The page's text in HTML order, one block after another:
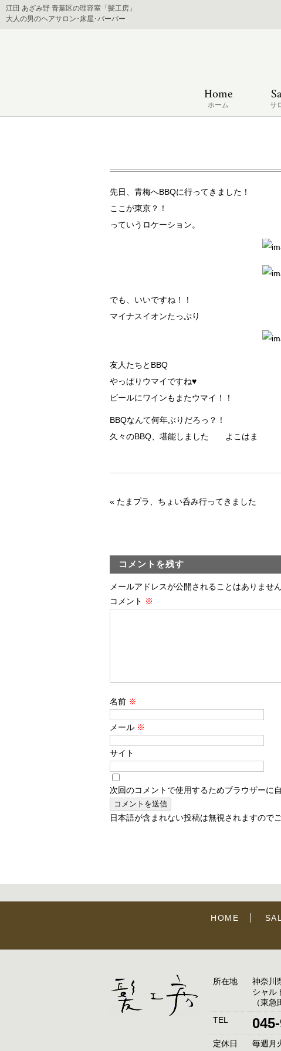
江田 あざみ野 青葉区の理容室「髪工房」
大人の男のヘアサロン･床屋･バーバー
Home
ホーム サ
先日、青梅へBBQに行ってきました！
ここが東京？！
っていうロケーション。
でも、いいですね！！
マイナスイオンたっぷり
友人たちとBBQ
やっぱりウマイですね♥
ビールにワインもまたウマイ！！
BBQなんて何年ぶりだろっ？！
久々のBBQ、堪能しました よこはま
« たまプラ、ちょい呑み行ってきました
コメントを残す
メールアドレスが公開されることはありません
コメント ※
名前 ※
メール ※
サイト
次回のコメントで使用するためブラウザーに
日本語が含まれない投稿は無視されますので
HOME
所在地
神奈川
シャル
（東
TEL
定休日 毎週月